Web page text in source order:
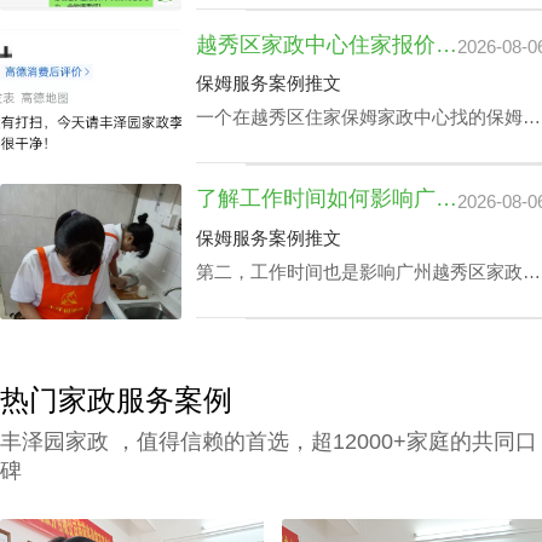
孩子做作业等，这类小时工技能与番禺家政
公司别墅小时工收费都是紧密依赖的。
越秀区家政中心住家报价揭晓：影响因素及如何选择最佳服务2026-08-
保姆服务案例推文
一个在越秀区住家保姆家政中心找的保姆对
衣、准备饭菜、洗碗等家庭杂务，还可以抚
恤老人及家长接送，让志存高远的人专心致
志工作，那越秀区家政中心住家报价该如何
了解工作时间如何影响广州越秀区家政中心查询电话价格表及服务质量2026-08-
保姆服务案例推文
第二，工作时间也是影响广州越秀区家政中
性，而这家庭业主需要例常会影响广州越秀
区家政中心查询电话价格表。
热门家政服务案例
丰泽园家政 ，值得信赖的首选，超12000+家庭的共同口
碑